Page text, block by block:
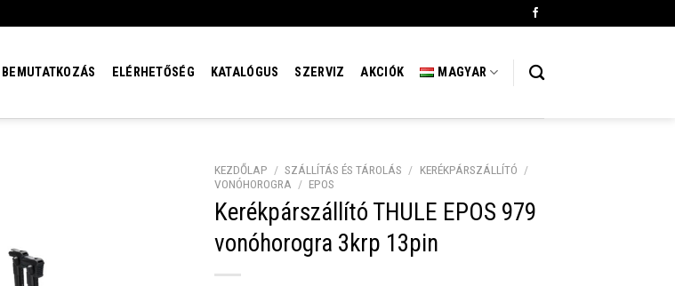
BEMUTATKOZÁS ELÉRHETŐSÉG KATALÓGUS SZERVIZ AKCIÓK MAGYAR
KEZDŐLAP / SZÁLLÍTÁS ÉS TÁROLÁS / KERÉKPÁRSZÁLLÍTÓ /
VONÓHOROGRA / EPOS
Kerékpárszállító THULE EPOS 979
vonóhorogra 3krp 13pin